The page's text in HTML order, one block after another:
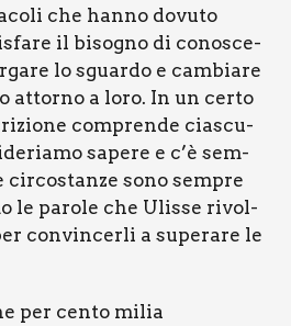
che han­no dovu­to
il biso­gno di cono­sce­
lo sguar­do e cam­bia­re
attor­no a loro. In un cer­to
com­pren­de cia­scu­
sape­re e c’è sem­
cir­co­stan­ze sono sem­pre
le paro­le che Ulis­se rivol­
con­vin­cer­li a supe­ra­re le
per cen­to milia